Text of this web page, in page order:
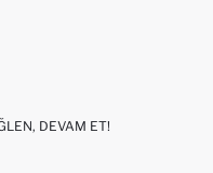
DEVAM ET!